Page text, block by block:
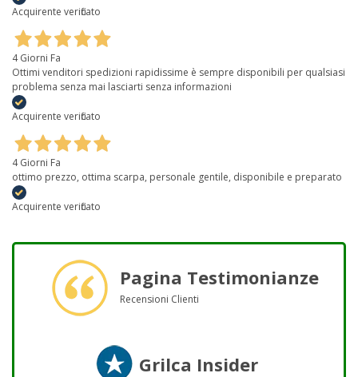
Acquirente verificato
4 Giorni Fa
Ottimi venditori spedizioni rapidissime è sempre disponibili per qualsiasi
problema senza mai lasciarti senza informazioni
Acquirente verificato
4 Giorni Fa
ottimo prezzo, ottima scarpa, personale gentile, disponibile e preparato
Acquirente verificato
Pagina Testimonianze
Recensioni Clienti
Grilca Insider